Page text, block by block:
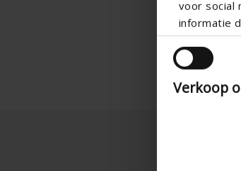
voor social
informatie
Verkoop